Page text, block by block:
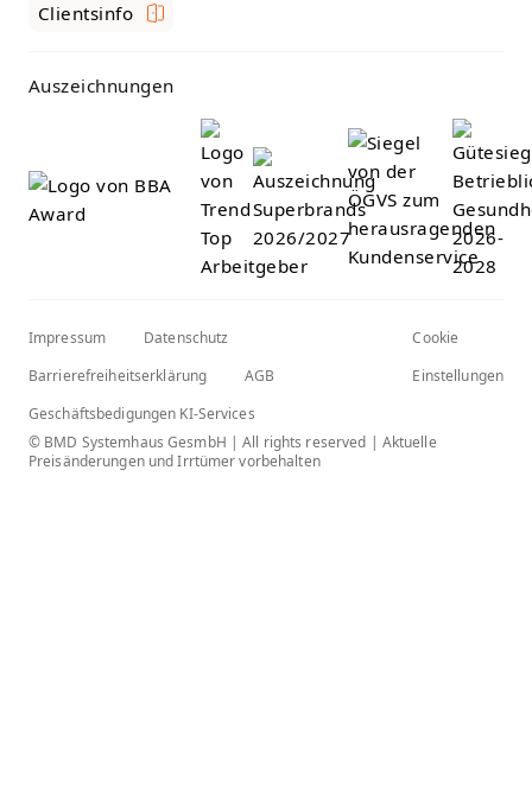
Clientsinfo
Auszeichnungen
Impressum
Datenschutz
Barrierefreiheitserklärung
AGB
Geschäftsbedigungen KI-Services
Cookie
Einstellungen
© BMD Systemhaus GesmbH | All rights reserved | Aktuelle
Preisänderungen und Irrtümer vorbehalten